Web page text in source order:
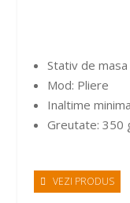
Stativ de masa
Mod: Pliere
Inaltime
Greutate: 350
VEZI PRODUS